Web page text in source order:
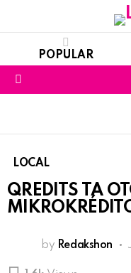
POPULAR
LOCAL
QREDITS TA
by Redakshon